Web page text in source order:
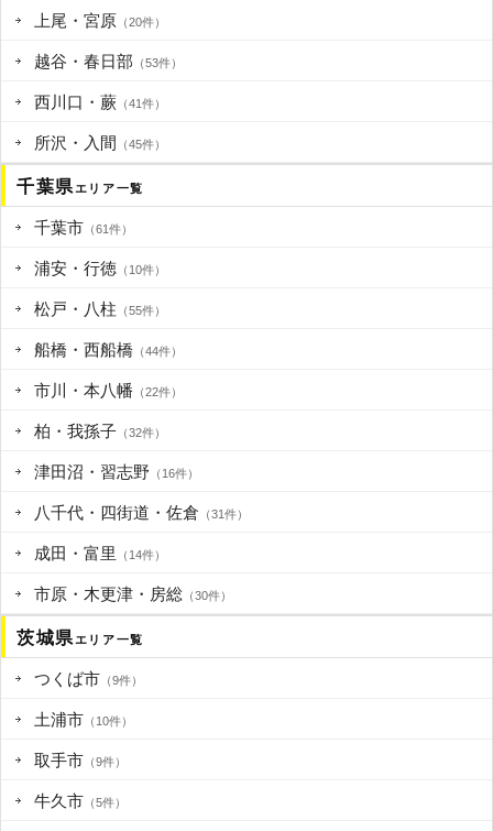
上尾・宮原 （20件）
越谷・春日部 （53件）
西川口・蕨 （41件）
所沢・入間 （45件）
千葉県エリア一覧
千葉市 （61件）
浦安・行徳 （10件）
松戸・八柱 （55件）
船橋・西船橋 （44件）
市川・本八幡 （22件）
柏・我孫子 （32件）
津田沼・習志野 （16件）
八千代・四街道・佐倉 （31件）
成田・富里 （14件）
市原・木更津・房総 （30件）
茨城県エリア一覧
つくば市 （9件）
土浦市 （10件）
取手市 （9件）
牛久市 （5件）